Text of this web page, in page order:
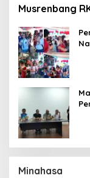
Musrenbang
Minahasa